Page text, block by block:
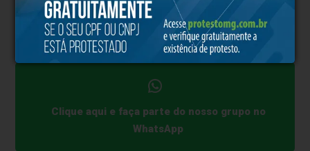
assim que houver atualização, mantendo a
população bem informada sobre oportunidades de
emprego público no município.
Clique aqui e faça parte do nosso grupo no
WhatsApp